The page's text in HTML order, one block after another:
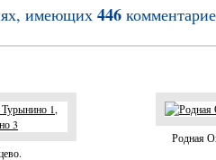
имеющих 446
Родная